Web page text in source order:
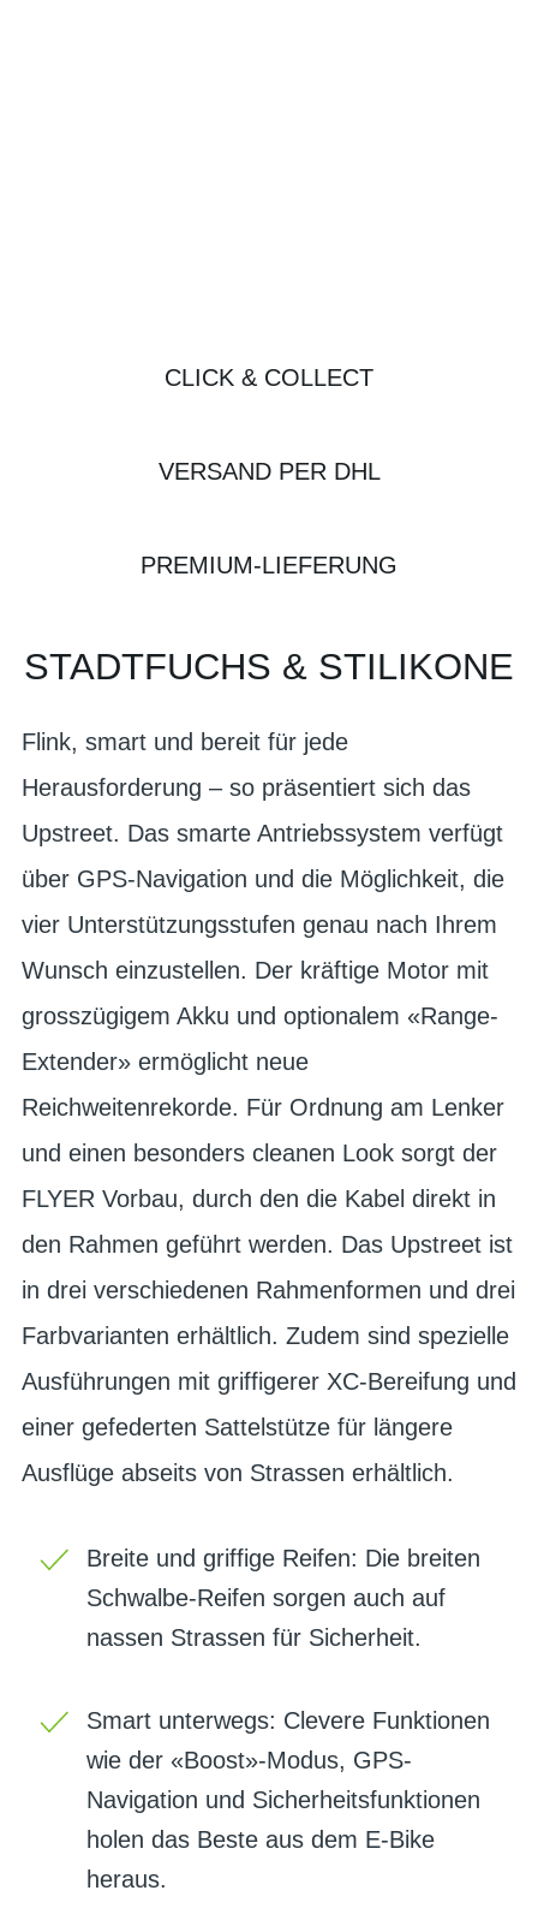
CLICK & COLLECT
VERSAND PER DHL
PREMIUM-LIEFERUNG
STADTFUCHS & STILIKONE
Flink, smart und bereit für jede
Herausforderung – so präsentiert sich das
Upstreet. Das smarte Antriebssystem verfügt
über GPS-Navigation und die Möglichkeit, die
vier Unterstützungsstufen genau nach Ihrem
Wunsch einzustellen. Der kräftige Motor mit
grosszügigem Akku und optionalem «Range-
Extender» ermöglicht neue
Reichweitenrekorde. Für Ordnung am Lenker
und einen besonders cleanen Look sorgt der
FLYER Vorbau, durch den die Kabel direkt in
den Rahmen geführt werden. Das Upstreet ist
in drei verschiedenen Rahmenformen und drei
Farbvarianten erhältlich. Zudem sind spezielle
Ausführungen mit griffigerer XC-Bereifung und
einer gefederten Sattelstütze für längere
Ausflüge abseits von Strassen erhältlich.
Breite und griffige Reifen: Die breiten
Schwalbe-Reifen sorgen auch auf
nassen Strassen für Sicherheit.
Smart unterwegs: Clevere Funktionen
wie der «Boost»-Modus, GPS-
Navigation und Sicherheitsfunktionen
holen das Beste aus dem E-Bike
heraus.